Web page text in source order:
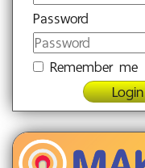
Password
Remember me
Login